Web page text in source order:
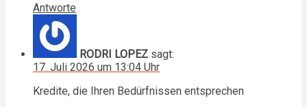
Antworte
RODRI LOPEZ sagt:
17. Juli 2026 um 13:04 Uhr
Kredite, die Ihren Bedürfnissen entsprechen